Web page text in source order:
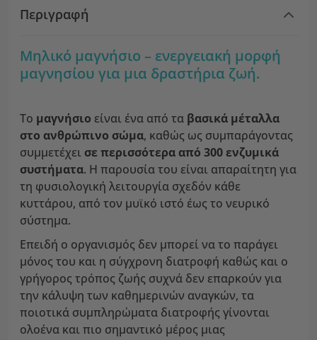
Περιγραφή
Μηλικό μαγνήσιο – ενεργειακή μορφή
μαγνησίου για μια δραστήρια ζωή.
Το μαγνήσιο είναι ένα από τα βασικά μέταλλα
στο ανθρώπινο σώμα, καθώς ως συμπαράγοντας
συμμετέχει σε περισσότερα από 300 ενζυμικά
συστήματα. Η παρουσία του είναι απαραίτητη για
τη φυσιολογική λειτουργία σχεδόν κάθε
κυττάρου, από τον μυϊκό ιστό έως το νευρικό
σύστημα.
Επειδή ο οργανισμός δεν μπορεί να το παράγει
μόνος του και η σύγχρονη διατροφή καθώς και ο
γρήγορος τρόπος ζωής συχνά δεν επαρκούν για
την κάλυψη των καθημερινών αναγκών, τα
ποιοτικά συμπληρώματα διατροφής γίνονται
ολοένα και πιο σημαντικό μέρος μιας